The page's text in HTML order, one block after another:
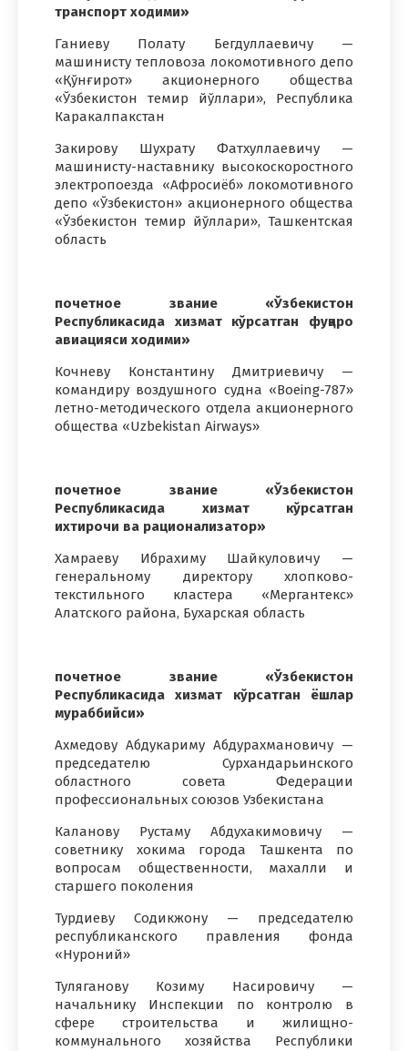
транспорт ходими»
Ганиеву Полату Бегдуллаевичу —
машинисту тепловоза локомотивного депо
«Қўнғирот» акционерного общества
«Ўзбекистон темир йўллари», Республика
Каракалпакстан
Закирову Шухрату Фатхуллаевичу —
машинисту-наставнику высокоскоростного
электропоезда «Афросиёб» локомотивного
депо «Ўзбекистон» акционерного общества
«Ўзбекистон темир йўллари», Ташкентская
область
почетное звание «Ўзбекистон
Республикасида хизмат кўрсатган фуқаро
авиацияси ходими»
Кочневу Константину Дмитриевичу —
командиру воздушного судна «Boeing-787»
летно-методического отдела акционерного
общества «Uzbekistаn Airways»
почетное звание «Ўзбекистон
Республикасида хизмат кўрсатган
ихтирочи ва рационализатор»
Хамраеву Ибрахиму Шайкуловичу —
генеральному директору хлопково-
текстильного кластера «Мергантекс»
Алатского района, Бухарская область
почетное звание «Ўзбекистон
Республикасида хизмат кўрсатган ёшлар
мураббийси»
Ахмедову Абдукариму Абдурахмановичу —
председателю Сурхандарьинского
областного совета Федерации
профессиональных союзов Узбекистана
Каланову Рустаму Абдухакимовичу —
советнику хокима города Ташкента по
вопросам общественности, махалли и
старшего поколения
Турдиеву Содикжону — председателю
республиканского правления фонда
«Нуроний»
Туляганову Козиму Насировичу —
начальнику Инспекции по контролю в
сфере строительства и жилищно-
коммунального хозяйства Республики